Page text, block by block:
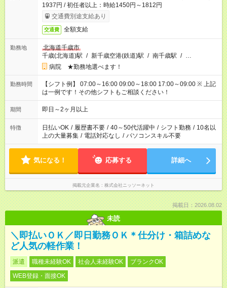
1937円 / 初任者以上：時給1450円～1812円
交通費別途支給あり
交通費 全額支給
勤務地
北海道千歳市
千歳(北海道)駅 / 新千歳空港(鉄道)駅 / 南千歳駅 / …
病院 ★勤務地選べます！
勤務時間
【シフト例】 07:00～16:00 09:00～18:00 17:00～09:00 ※ 上記
は一例です！その他シフトもご相談ください！
期間 即日～2ヶ月以上
特徴 日払いOK / 履歴書不要 / 40～50代活躍中 / シフト勤務 / 10名以
上の大量募集 / 電話対応なし / パソコンスキル不要
気になる！ 応募する 詳細へ
掲載元企業名 株式会社ニッソーネット
掲載日：2026.08.02
未読
＼即払いＯＫ／即日勤務ＯＫ＊仕分け・箱詰めな
ど人気の軽作業！
派遣 職種未経験OK 社会人未経験OK
ブランクOK
WEB登録・面接OK